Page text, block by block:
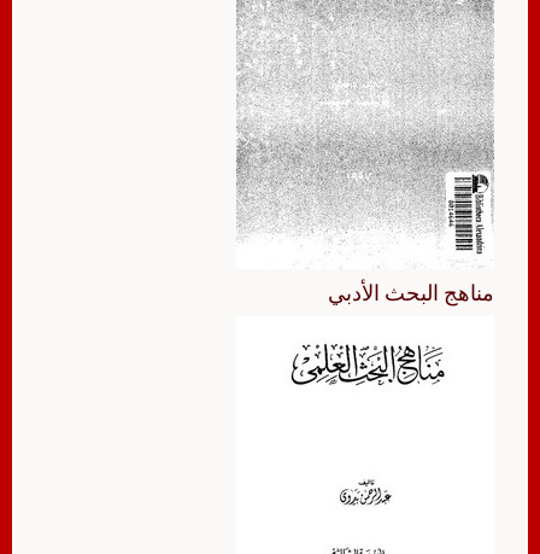
مناهج البحث الأدبي